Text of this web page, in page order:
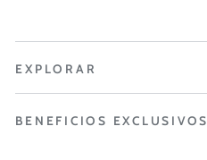
EXPLORAR
BENEFICIOS EXCLUSIVOS